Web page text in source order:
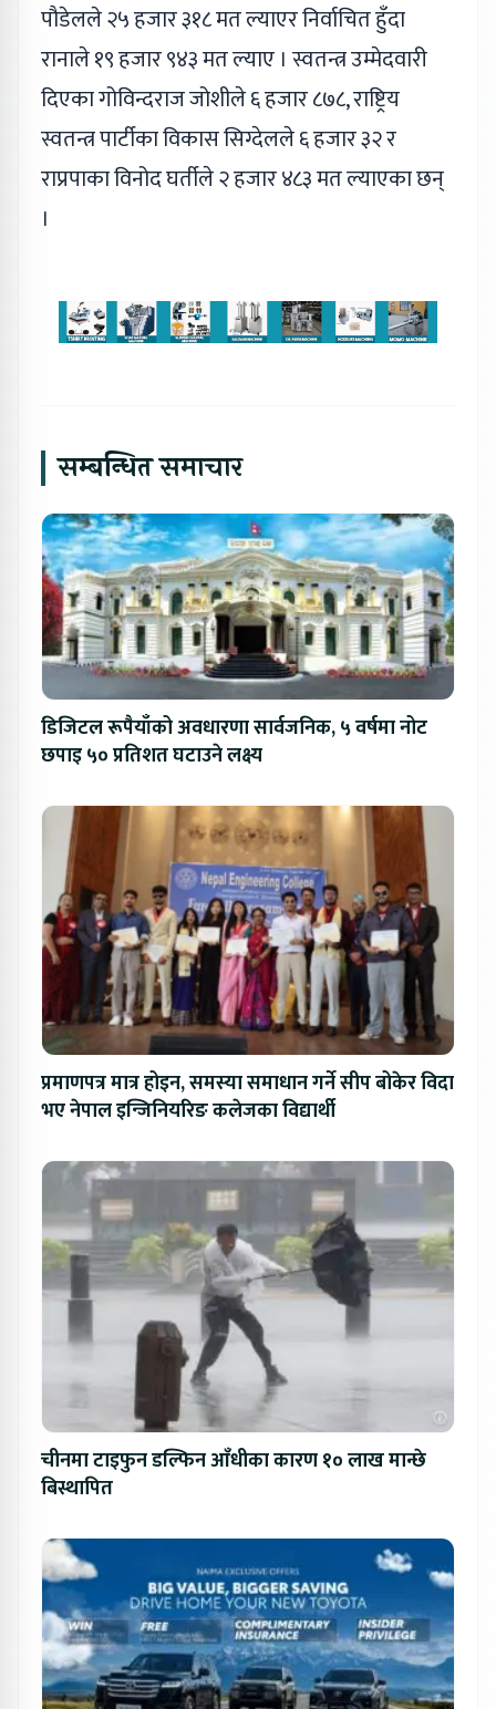
पौडेलले २५ हजार ३१८ मत ल्याएर निर्वाचित हुँदा
रानाले १९ हजार ९४३ मत ल्याए । स्वतन्त्र उम्मेदवारी
दिएका गोविन्दराज जोशीले ६ हजार ८७८, राष्ट्रिय
स्वतन्त्र पार्टीका विकास सिग्देलले ६ हजार ३२ र
राप्रपाका विनोद घर्तीले २ हजार ४८३ मत ल्याएका छन्
।
सम्बन्धित समाचार
डिजिटल रूपैयाँको अवधारणा सार्वजनिक, ५ वर्षमा नोट
छपाइ ५० प्रतिशत घटाउने लक्ष्य
प्रमाणपत्र मात्र होइन, समस्या समाधान गर्ने सीप बोकेर विदा
भए नेपाल इन्जिनियरिङ कलेजका विद्यार्थी
चीनमा टाइफुन डल्फिन आँधीका कारण १० लाख मान्छे
बिस्थापित